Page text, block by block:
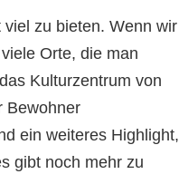
zu bieten. Wenn wir
Orte, die man
Kulturzentrum von
Bewohner
ein weiteres Highlight,
gibt noch mehr zu